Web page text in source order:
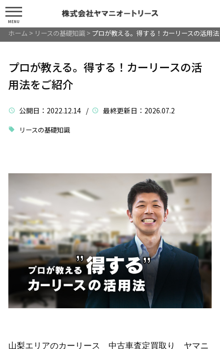
MENU
ホーム > リースの基礎知識> プロが教える。得する！カーリースの活用
プロが教える。得する！カーリースの活
用法をご紹介
公開日 ：2022.12.14 / 最終更新日 ：2026.07.2
リースの基礎知識
山梨エリアのカーリース 中古車査定買取り ヤマニ